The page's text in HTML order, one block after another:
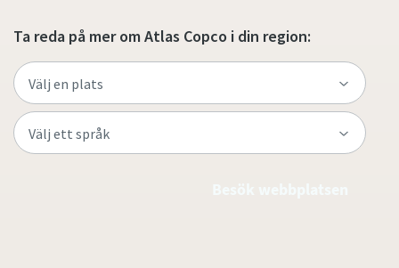
Ta reda på mer om Atlas Copco i din region: